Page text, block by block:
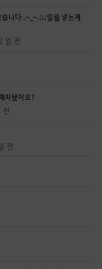
니다..~_~.;;;일괄 넣는게
2 일 전
치됐어요?
전
전